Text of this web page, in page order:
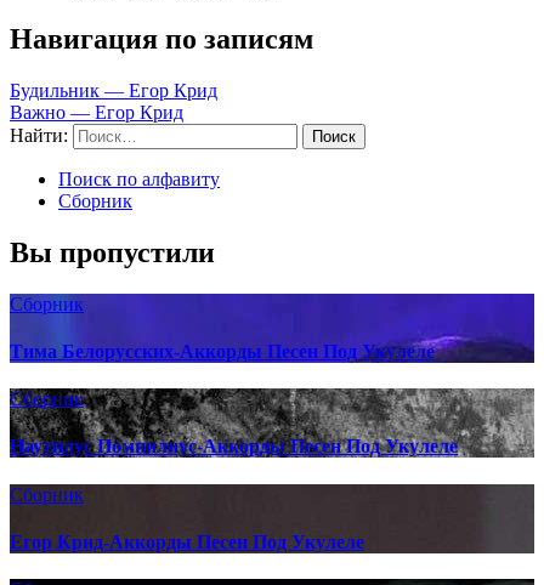
Навигация по записям
Будильник — Егор Крид
Важно — Егор Крид
Найти:
Поиск по алфавиту
Сборник
Вы пропустили
Сборник
Тима Белорусских-Аккорды Песен Под Укулеле
Сборник
Наутилус Помпилиус-Аккорды Песен Под Укулеле
Сборник
Егор Крид-Аккорды Песен Под Укулеле